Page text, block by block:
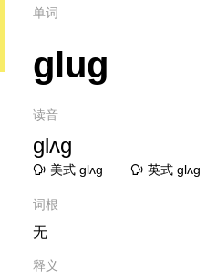
单词
glug
读音
ɡlʌɡ
美式 ɡlʌɡ 英式 ɡlʌɡ
词根
无
释义